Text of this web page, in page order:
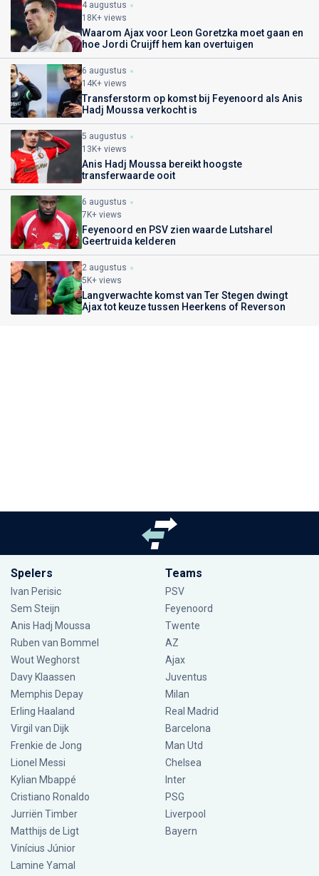
4 augustus
18K+ views
Waarom Ajax voor Leon Goretzka moet gaan en
hoe Jordi Cruijff hem kan overtuigen
6 augustus
14K+ views
Transferstorm op komst bij Feyenoord als Anis
Hadj Moussa verkocht is
5 augustus
13K+ views
Anis Hadj Moussa bereikt hoogste
transferwaarde ooit
6 augustus
7K+ views
Feyenoord en PSV zien waarde Lutsharel
Geertruida kelderen
2 augustus
5K+ views
Langverwachte komst van Ter Stegen dwingt
Ajax tot keuze tussen Heerkens of Reverson
Spelers
Ivan Perisic
Sem Steijn
Anis Hadj Moussa
Ruben van Bommel
Wout Weghorst
Davy Klaassen
Memphis Depay
Erling Haaland
Virgil van Dijk
Frenkie de Jong
Lionel Messi
Kylian Mbappé
Cristiano Ronaldo
Jurriën Timber
Matthijs de Ligt
Vinícius Júnior
Lamine Yamal
Teams
PSV
Feyenoord
Twente
AZ
Ajax
Juventus
Milan
Real Madrid
Barcelona
Man Utd
Chelsea
Inter
PSG
Liverpool
Bayern